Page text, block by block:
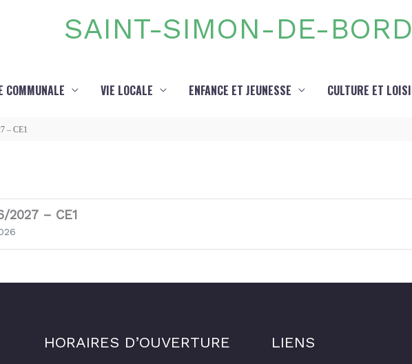
SAINT-SIMON-DE-
COMMUNALE VIE LOCALE ENFANCE ET JEUNESSE CULTURE ET
– CE1
– CE1
HORAIRES D’OUVERTURE LIENS